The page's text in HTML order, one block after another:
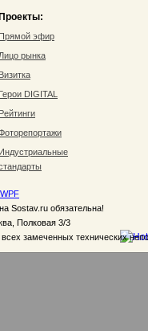
Проекты:
Прямой эфир
Лицо рынка
Визитка
Герои DIGITAL
Рейтинги
Индустриальные
Sostav.ru обязательна!
Полковая 3/3
замеченных технических